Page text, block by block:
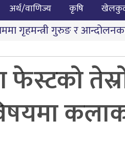
अर्थ/वाणिज्य कृषि
दोस्रो